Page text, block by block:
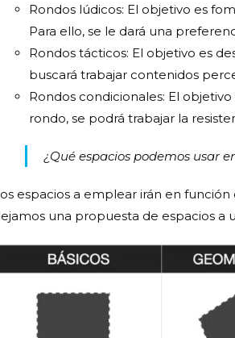
Rondos lúdicos: El objetivo es
Para ello, se le dará una
Rondos tácticos: El objetivo es
buscará trabajar contenidos
Rondos condicionales: El
rondo, se podrá trabajar la
¿Qué espacios podemos usar
espacios a emplear irán en
una propuesta de espacios a